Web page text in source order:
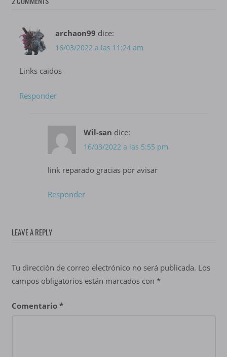
archaon99 dice:
16/03/2022 a las 11:24 am
Links caidos
Responder
Wil-san dice:
16/03/2022 a las 5:55 pm
link reparado gracias por avisar
Responder
LEAVE A REPLY
Tu dirección de correo electrónico no será publicada. Los
campos obligatorios están marcados con *
Comentario *